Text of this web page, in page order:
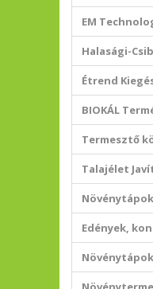
EM
Halasági-
Étrend
BIOKÁL
Termesztő
Talajélet
Edények,